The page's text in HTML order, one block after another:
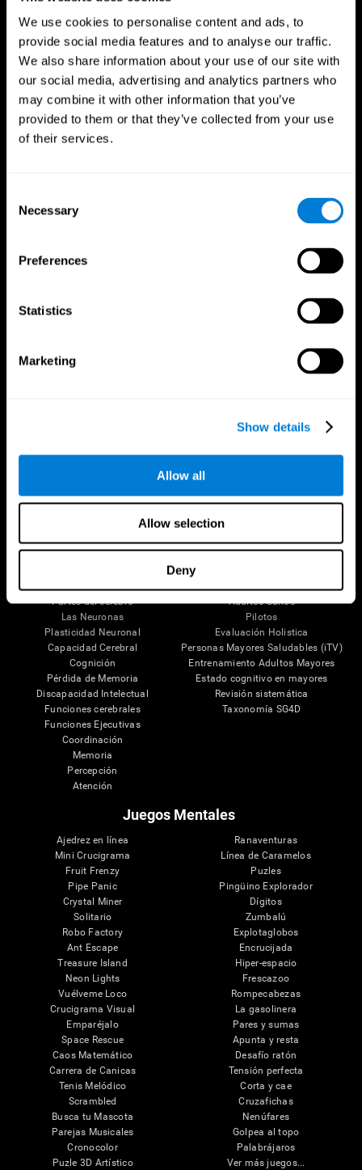
We use cookies to personalise content and ads, to
provide social media features and to analyse our traffic.
We also share information about your use of our site with
our social media, advertising and analytics partners who
may combine it with other information that you’ve
provided to them or that they’ve collected from your use
of their services.
Selection
Necessary
Preferences
Statistics
Marketing
Show details
Allow all
Allow selection
Deny
Síguenos en
Tu Cerebro
Mente y Cerebro
Partes del cerebro
Las Neuronas
Plasticidad Neuronal
Capacidad Cerebral
Cognición
Pérdida de Memoria
Discapacidad Intelectual
Funciones cerebrales
Funciones Ejecutivas
Coordinación
Memoria
Percepción
Atención
Investigación
Validación de las Terapias Digitales
Juegos de Ordenador
Adultos Sanos
Pilotos
Evaluación Holistica
Personas Mayores Saludables (iTV)
Entrenamiento Adultos Mayores
Estado cognitivo en mayores
Revisión sistemática
Taxonomía SG4D
Juegos Mentales
Ajedrez en línea
Mini Crucigrama
Fruit Frenzy
Pipe Panic
Crystal Miner
Solitario
Robo Factory
Ant Escape
Treasure Island
Neon Lights
Vuélveme Loco
Crucigrama Visual
Emparéjalo
Space Rescue
Caos Matemático
Carrera de Canicas
Tenis Melódico
Scrambled
Busca tu Mascota
Parejas Musicales
Cronocolor
Puzle 3D Artístico
Ranaventuras
Línea de Caramelos
Puzles
Pingüino Explorador
Dígitos
Zumbalú
Explotaglobos
Encrucijada
Hiper-espacio
Frescazoo
Rompecabezas
La gasolinera
Pares y sumas
Apunta y resta
Desafío ratón
Tensión perfecta
Corta y cae
Cruzafichas
Nenúfares
Golpea al topo
Palabrájaros
Ver más juegos...